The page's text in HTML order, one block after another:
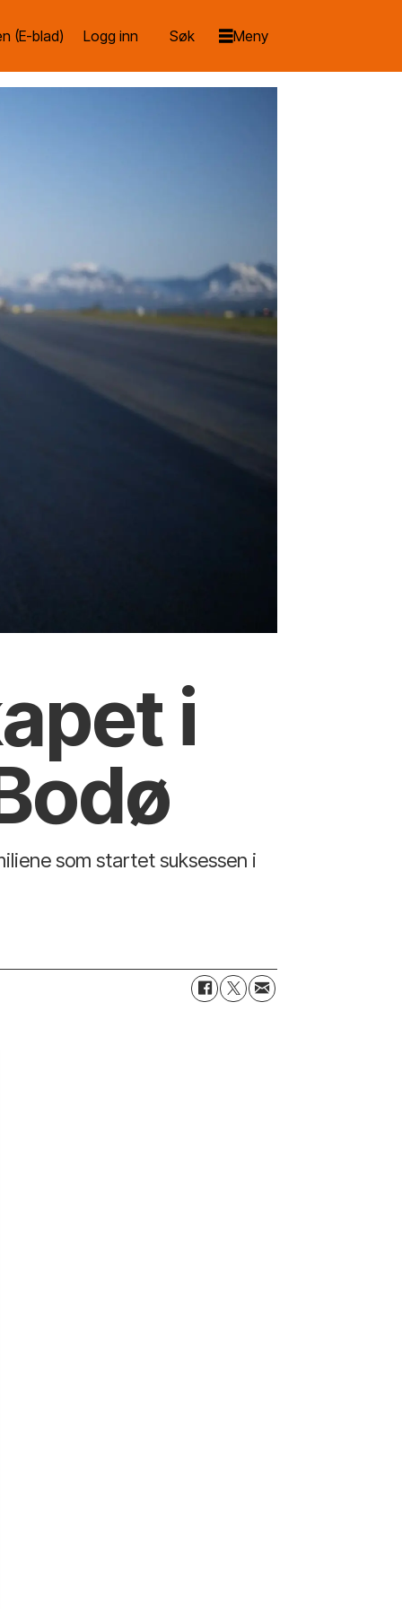
(E-blad) Logg inn
i
som startet suksessen i